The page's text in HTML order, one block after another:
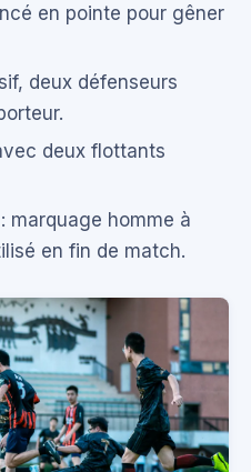
en pointe pour gêner
deux défenseurs
deux flottants
: marquage homme à
en fin de match.